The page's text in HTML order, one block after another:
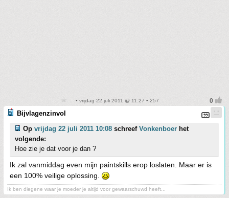
• vrijdag 22 juli 2011 @ 11:27 • 257
Bijvlagenzinvol
Op vrijdag 22 juli 2011 10:08 schreef Vonkenboer het
volgende:
Hoe zie je dat voor je dan ?
Ik zal vanmiddag even mijn paintskills erop loslaten. Maar er is
een 100% veilige oplossing.
Ik ben diegene waar je moeder je altijd voor gewaarschuwd heeft...